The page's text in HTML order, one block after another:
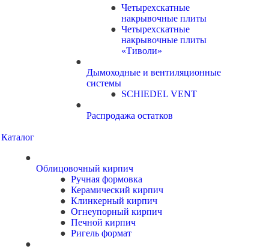
Четырехскатные
накрывочные плиты
Четырехскатные
накрывочные плиты
«Тиволи»
Дымоходные и вентиляционные
системы
SCHIEDEL VENT
Распродажа остатков
Каталог
Облицовочный кирпич
Ручная формовка
Керамический кирпич
Клинкерный кирпич
Огнеупорный кирпич
Печной кирпич
Ригель формат